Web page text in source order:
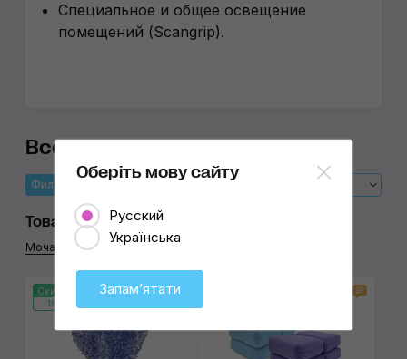
Специальное и общее освещение
помещений (Scangrip).
Все товары CDL
Фильтры
Товар
Мочалки для мойки
Скидка 15%
192:04:01
3
Оберіть мову сайту
Русский
Українська
Запамʼятати